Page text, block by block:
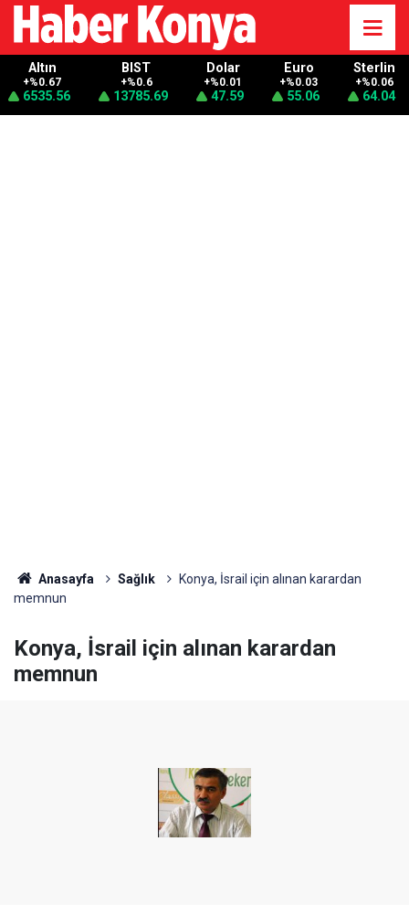
Altın
+%0.67
6535.56
BIST
+%0.6
13785.69
Dolar
+%0.01
47.59
Euro
+%0.03
55.06
Sterlin
+%0.06
64.04
Anasayfa Sağlık
Konya, İsrail için alınan karardan
memnun
Konya, İsrail için alınan karardan
memnun